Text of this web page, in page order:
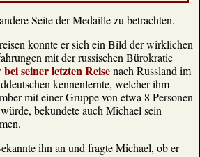
Seite der Medaille zu betrachten.
konnte er sich ein Bild der wirklichen
mit der russischen Bürokratie
seiner letzten Reisenach Russland im
kennenlernte, welcher ihm
mit einer Gruppe von etwa 8 Personen
bekundete auch Michael sein
ihn an und fragte Michael, ob er